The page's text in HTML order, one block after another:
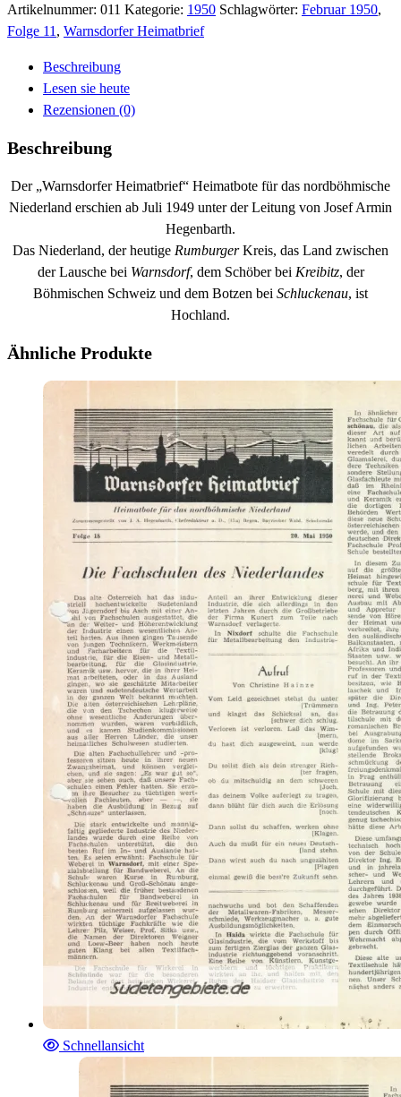
Artikelnummer: 011 Kategorie: 1950 Schlagwörter: Februar 1950,
Folge 11 , Warnsdorfer Heimatbrief
Beschreibung
Lesen sie heute
Rezensionen (0)
Beschreibung
Der „Warnsdorfer Heimatbrief“ Heimatbote für das nordböhmische
Niederland erschien ab Juli 1949 unter der Leitung von Josef Armin
Hegenbarth.
Das Niederland, der heutige RumburgerKreis, das Land zwischen
der Lausche bei Warnsdorf, dem Schöber bei Kreibitz, der
Böhmischen Schweiz und dem Botzen bei Schluckenau, ist
Hochland.
Ähnliche Produkte
Schnellansicht